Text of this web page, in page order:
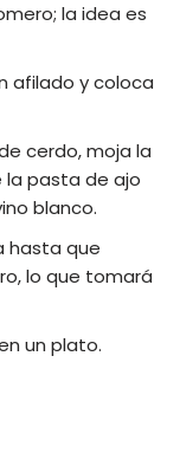
la idea es
afilado y coloca
cerdo, moja la
la pasta de ajo
blanco.
hasta que
lo que tomará
un plato.